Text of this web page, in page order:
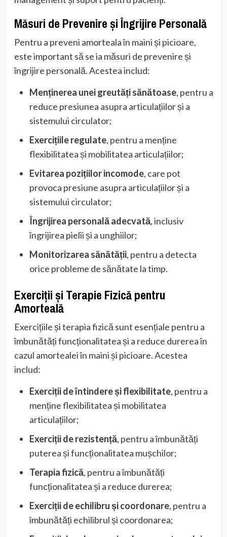
Măsuri de Prevenire și Îngrijire Personală
Pentru a preveni amorteala în maini și picioare,
este important să se ia măsuri de prevenire și
îngrijire personală. Acestea includ:
Menținerea unei greutăți sănătoase, pentru a
reduce presiunea asupra articulațiilor și a
sistemului circulator;
Exercițiile regulate, pentru a menține
flexibilitatea și mobilitatea articulațiilor;
Evitarea pozițiilor incomode, care pot
provoca presiune asupra articulațiilor și a
sistemului circulator;
Îngrijirea personală adecvată, inclusiv
îngrijirea pielii și a unghiilor;
Monitorizarea sănătății, pentru a detecta
orice probleme de sănătate la timp.
Exerciții și Terapie Fizică pentru
Amorteală
Exercițiile și terapia fizică sunt esențiale pentru a
îmbunătăți funcționalitatea și a reduce durerea în
cazul amortealei în maini și picioare. Acestea
includ:
Exerciții de întindere și flexibilitate, pentru a
menține flexibilitatea și mobilitatea
articulațiilor;
Exerciții de rezistență, pentru a îmbunătăți
puterea și funcționalitatea mușchilor;
Terapia fizică, pentru a îmbunătăți
funcționalitatea și a reduce durerea;
Exerciții de echilibru și coordonare, pentru a
îmbunătăți echilibrul și coordonarea;